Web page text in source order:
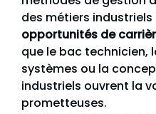
des métiers
opportunités de
que le bac technicien,
systèmes ou la
industriels ouvrent la
prometteuses.